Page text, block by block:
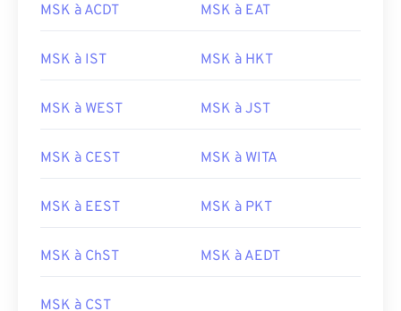
MSK à ACDT MSK à EAT
MSK à IST MSK à HKT
MSK à WEST MSK à JST
MSK à CEST MSK à WITA
MSK à EEST MSK à PKT
MSK à ChST MSK à AEDT
MSK à CST